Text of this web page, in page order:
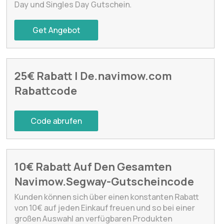
Day und Singles Day Gutschein.
Get Angebot
25€ Rabatt | De.navimow.com
Rabattcode
Code abrufen
10€ Rabatt Auf Den Gesamten
Navimow.Segway-Gutscheincode
Kunden können sich über einen konstanten Rabatt
von 10€ auf jeden Einkauf freuen und so bei einer
großen Auswahl an verfügbaren Produkten